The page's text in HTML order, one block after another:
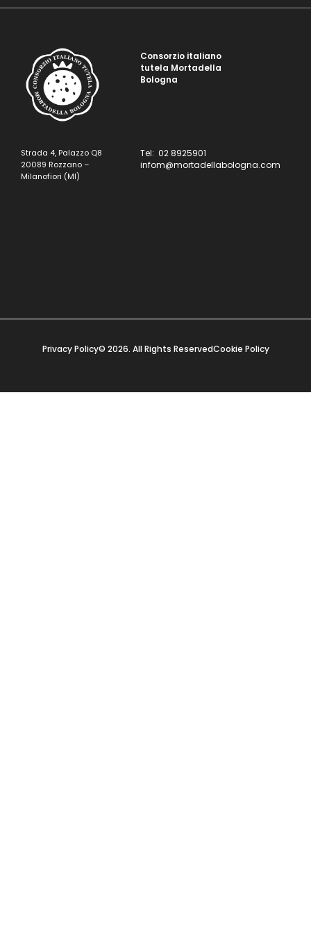
Consorzio italiano
tutela Mortadella
Bologna
Strada 4, Palazzo Q8
20089 Rozzano –
Milanofiori (MI)
Tel: 02 8925901
infom@mortadellabologna.com
Privacy Policy© 2026. All Rights ReservedCookie Policy